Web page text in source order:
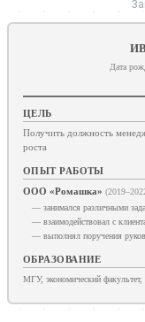
Дата
ЦЕЛЬ
Получить должность
роста
ОПЫТ РАБОТЫ
ООО «Ромашка»
— занимался различными
— взаимодействовал с
— выполнял поручения
ОБРАЗОВАНИЕ
МГУ, экономический факультет,